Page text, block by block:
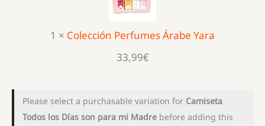
Yara
1 × Colección Perfumes Árabe Yara
33,99€
Please select a purchasable variation for Camiseta
Todos los Días son para mi Madre before adding this